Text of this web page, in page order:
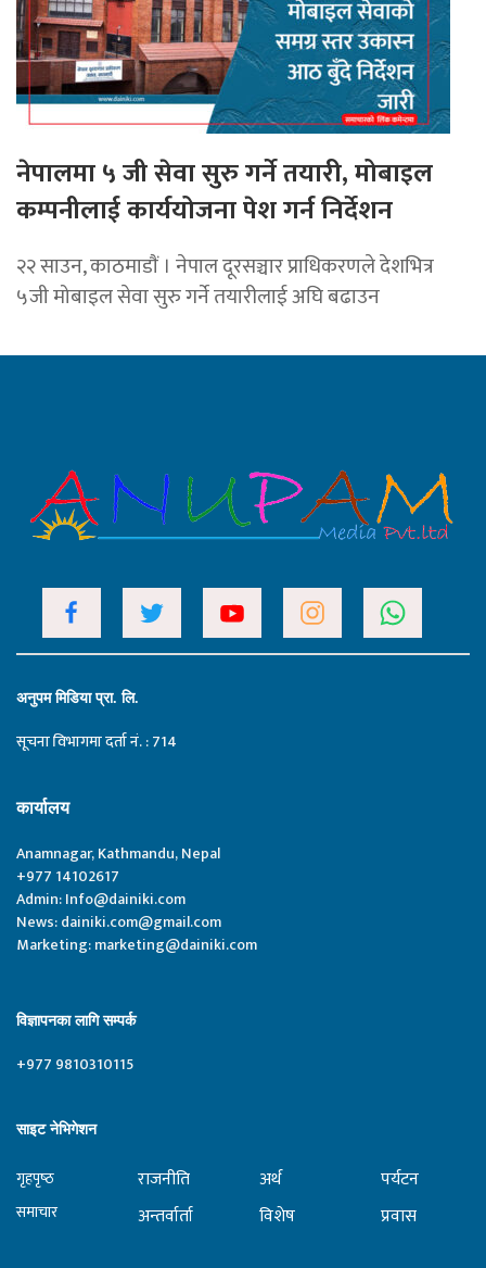
नेपालमा ५ जी सेवा सुरु गर्ने तयारी, मोबाइल
कम्पनीलाई कार्ययोजना पेश गर्न निर्देशन
२२ साउन, काठमाडाैं । नेपाल दूरसञ्चार प्राधिकरणले देशभित्र
५जी मोबाइल सेवा सुरु गर्ने तयारीलाई अघि बढाउन
अनुपम मिडिया प्रा. लि.
सूचना विभागमा दर्ता नं. : 714
कार्यालय
Anamnagar, Kathmandu, Nepal
+977 14102617
Admin:Info@dainiki.com
News:dainiki.com@gmail.com
Marketing:marketing@dainiki.com
विज्ञापनका लागि सम्पर्क
+977 9810310115
साइट नेभिगेशन
गृहपृष्‍ठ
समाचार
राजनीति
अन्तर्वार्ता
अर्थ
विशेष
पर्यटन
प्रवास